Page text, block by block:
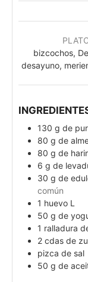
bizcochos,
desayuno,
130 g de
80 g de
80 g de
6 g de
30 g de
común
1 huevo L
50 g de
1 ralladura
2 cdas de
pizca de sal
50 g de